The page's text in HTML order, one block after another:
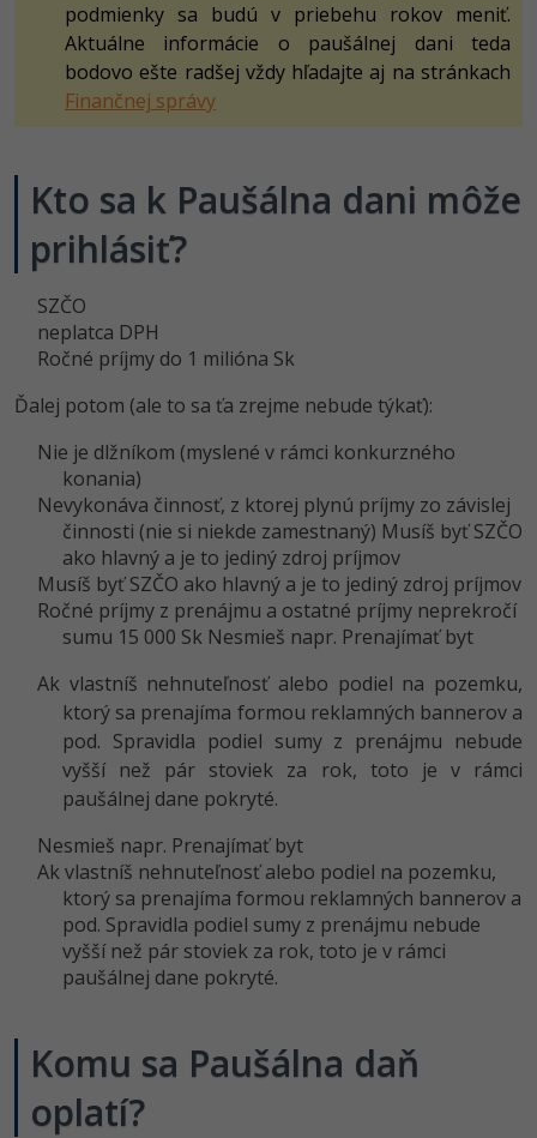
UML -80%
Algoritmy -41%
-10%
Pre deti
Viac
Linux a UNIX
Siete
Elektronický podpis
Windows
Video
Ostatné
podmienky sa budú v priebehu rokov meniť.
Aktuálne informácie o paušálnej dani teda
bodovo ešte radšej vždy hľadajte aj na stránkach
Finančnej správy
Kto sa k Paušálna dani môže
prihlásiť?
SZČO
neplatca DPH
Ročné príjmy do 1 milióna Sk
Ďalej potom (ale to sa ťa zrejme nebude týkať):
Nie je dlžníkom (myslené v rámci konkurzného
konania)
Nevykonáva činnosť, z ktorej plynú príjmy zo závislej
činnosti (nie si niekde zamestnaný) Musíš byť SZČO
ako hlavný a je to jediný zdroj príjmov
Musíš byť SZČO ako hlavný a je to jediný zdroj príjmov
Ročné príjmy z prenájmu a ostatné príjmy neprekročí
sumu 15 000 Sk Nesmieš napr. Prenajímať byt
Ak vlastníš nehnuteľnosť alebo podiel na pozemku,
ktorý sa prenajíma formou reklamných bannerov a
pod. Spravidla podiel sumy z prenájmu nebude
vyšší než pár stoviek za rok, toto je v rámci
paušálnej dane pokryté.
Nesmieš napr. Prenajímať byt
Ak vlastníš nehnuteľnosť alebo podiel na pozemku,
ktorý sa prenajíma formou reklamných bannerov a
pod. Spravidla podiel sumy z prenájmu nebude
vyšší než pár stoviek za rok, toto je v rámci
paušálnej dane pokryté.
Komu sa Paušálna daň
oplatí?